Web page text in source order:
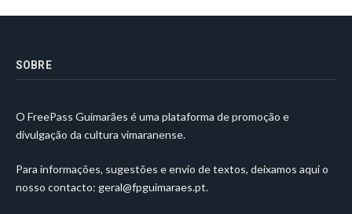
SOBRE
O FreePass Guimarães é uma plataforma de promoção e
divulgação da cultura vimaranense.
Para informações, sugestões e envio de textos, deixamos aqui o
nosso contacto: geral@fpguimaraes.pt.